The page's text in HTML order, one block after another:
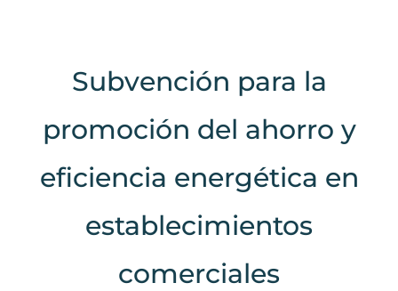
Subvención para la
promoción del ahorro y
eficiencia energética en
establecimientos
comerciales